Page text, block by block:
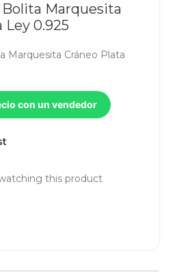
Marquesita
Ley 0.925
Marquesita Cráneo Plata
con un vendedor
this product